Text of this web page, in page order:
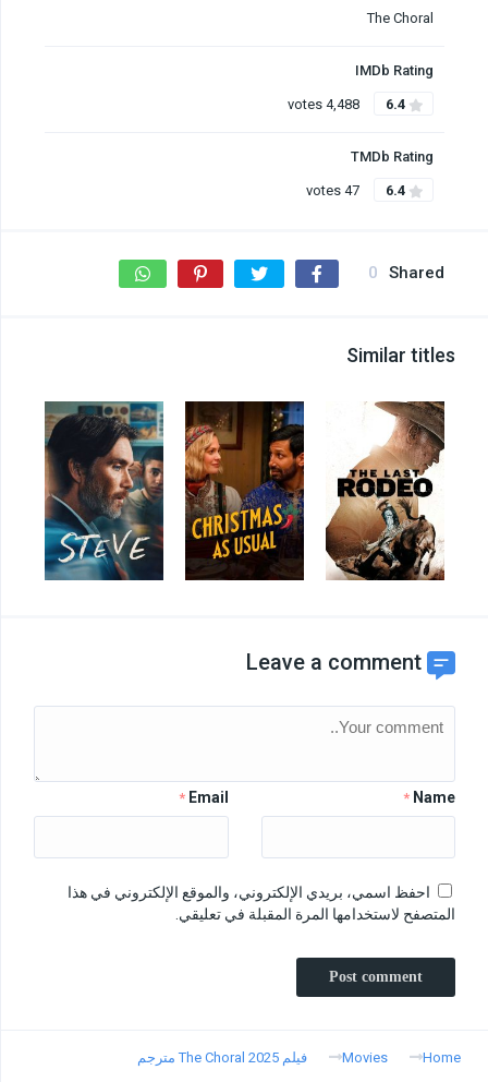
The Choral
IMDb Rating
6.4
TMDb Rating
6.4
Shared
0
Similar titles
Leave a comment
Name
*
Email
*
احفظ اسمي، بريدي الإلكتروني، والموقع الإلكتروني في هذا
المتصفح لاستخدامها المرة المقبلة في تعليقي.
Home
Movies فيلم The Choral 2025 مترجم